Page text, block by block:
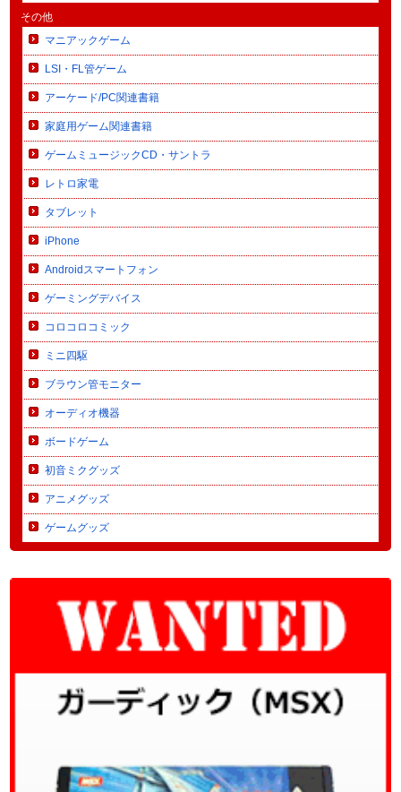
その他
マニアックゲーム
LSI・FL管ゲーム
アーケード/PC関連書籍
家庭用ゲーム関連書籍
ゲームミュージックCD・サントラ
レトロ家電
タブレット
iPhone
Androidスマートフォン
ゲーミングデバイス
コロコロコミック
ミニ四駆
ブラウン管モニター
オーディオ機器
ボードゲーム
初音ミクグッズ
アニメグッズ
ゲームグッズ